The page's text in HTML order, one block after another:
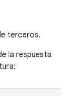
terceros.
la respuesta